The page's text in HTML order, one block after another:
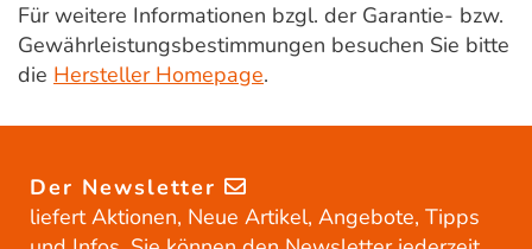
Für weitere Informationen bzgl. der Garantie- bzw.
Gewährleistungsbestimmungen besuchen Sie bitte
die Hersteller Homepage.
Der Newsletter
liefert Aktionen, Neue Artikel, Angebote, Tipps